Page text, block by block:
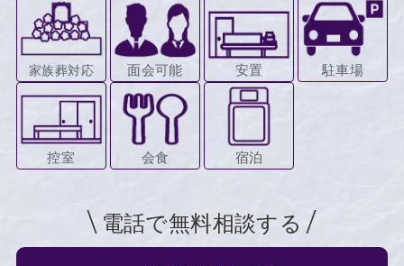
家族葬対応 面会可能 安置 駐車場
控室 会食 宿泊
電話で無料相談する